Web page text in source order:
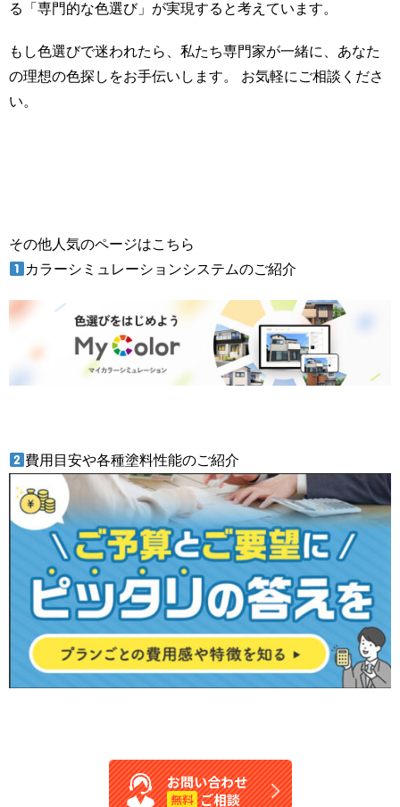
る「専門的な色選び」が実現すると考えています。
もし色選びで迷われたら、私たち専門家が一緒に、あなた
の理想の色探しをお手伝いします。 お気軽にご相談くださ
い。
その他人気のページはこちら
カラーシミュレーションシステムのご紹介
費用目安や各種塗料性能のご紹介
お問い合わせ
無料 ご相談